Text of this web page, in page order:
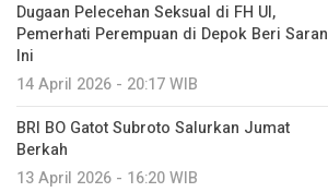
Dugaan Pelecehan Seksual di FH UI,
Pemerhati Perempuan di Depok Beri Saran
Ini
14 April 2026 - 20:17 WIB
BRI BO Gatot Subroto Salurkan Jumat
Berkah
13 April 2026 - 16:20 WIB